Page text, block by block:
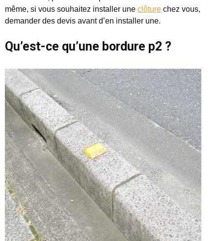
même, si vous souhaitez installer une clôture chez vous,
demander des devis avant d’en installer une.
Qu’est-ce qu’une bordure p2 ?